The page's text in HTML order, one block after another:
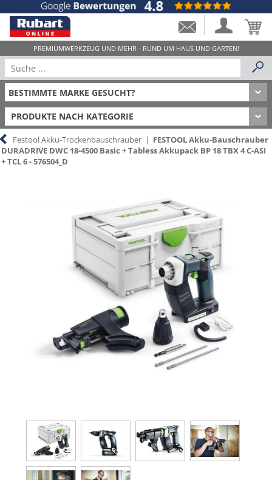
PRODUKTE NACH KATEGORIE
Festool Akku-Trockenbauschrauber | FESTOOL Akku-Bauschrauber
DURADRIVE DWC 18-4500 Basic + Tabless Akkupack BP 18 TBX 4 C-ASI
+ TCL 6 - 576504_D